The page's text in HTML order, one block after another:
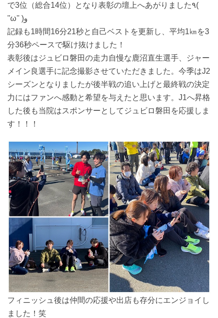
で3位（総合14位）となり表彰の壇上へあがりました٩(
''ω'' )و
記録も1時間16分21秒と自己ベストを更新し、平均1㎞を3
分36秒ペースで駆け抜けました！
表彰後はジュビロ磐田の走力自慢な鹿沼直生選手、ジャー
メイン良選手に記念撮影させていただきました。今季はJ2
シーズンとなりましたが後半戦の追い上げと最終戦の決定
力にはファンへ感動と希望を与えたと思います。J1へ昇格
した後も当院はスポンサーとしてジュビロ磐田を応援しま
す！！！
フィニッシュ後は仲間の応援や出店も存分にエンジョイし
ました！笑